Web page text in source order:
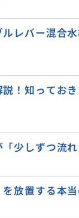
レバー混合
！知ってお
少しずつ流
を放置する本